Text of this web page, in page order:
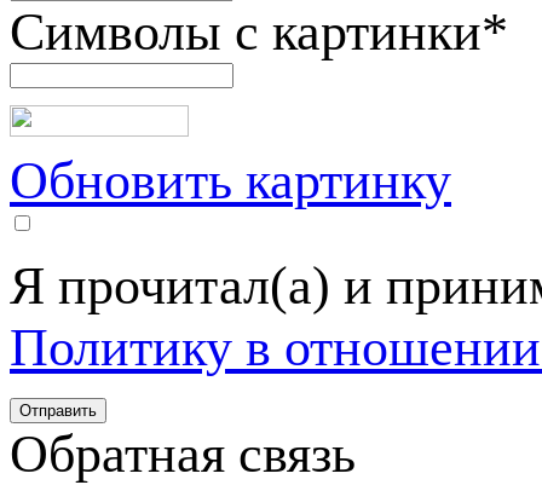
Символы с картинки*
Обновить картинку
Я прочитал(а) и
Политику в
Обратная связь